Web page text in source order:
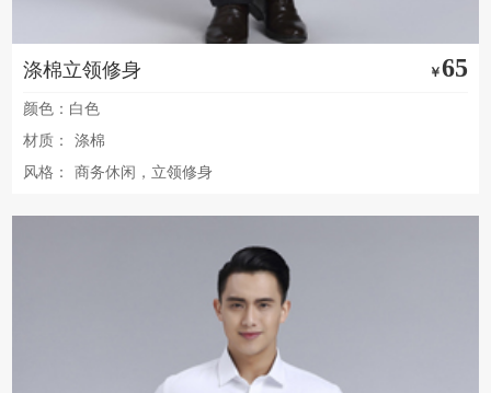
涤棉立领修身 ￥65
颜色：白色
材质：
涤棉
风格：
商务休闲，立领修身